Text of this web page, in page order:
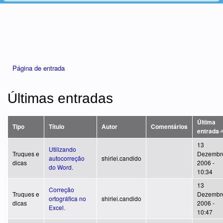
Página de entrada
Últimas entradas
Tipo Título Autor Comentários
Última
entrada
Truques e
dicas
Utilizando
autocorreção
do Word.
shirlei.candido
13
2006 -
10:34
Truques e
dicas
Correção
ortográfica no
Excel.
shirlei.candido
13
2006 -
10:47